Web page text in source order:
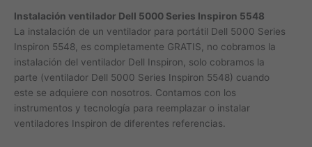
Instalación ventilador Dell 5000 Series Inspiron 5548
La instalación de un ventilador para portátil Dell 5000 Series
Inspiron 5548, es completamente GRATIS, no cobramos la
instalación del ventilador Dell Inspiron, solo cobramos la
parte (ventilador Dell 5000 Series Inspiron 5548) cuando
este se adquiere con nosotros. Contamos con los
instrumentos y tecnología para reemplazar o instalar
ventiladores Inspiron de diferentes referencias.